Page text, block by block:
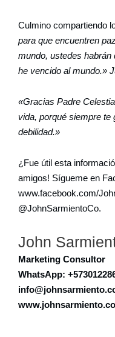
Culmino compartiendo
para que encuentren
mundo, ustedes habrán
he vencido al mundo.»
«Gracias Padre
vida, porqué siempre te
debilidad.»
¿Fue útil esta
amigos! Sígueme en
www.facebook.com/
@JohnSarmientoCo.
John
Marketing Consultor
WhatsApp:
www.johnsarmiento.co